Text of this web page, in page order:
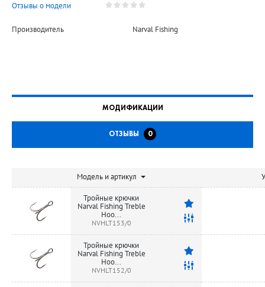
Отзывы о модели
Производитель Narval Fishing
МОДИФИКАЦИИ
ОТЗЫВЫ 0
Модель и артикул
Тройные крючки
Narval Fishing Treble
Hoo...
NVHLT153/0
Тройные крючки
Narval Fishing Treble
Hoo...
NVHLT152/0